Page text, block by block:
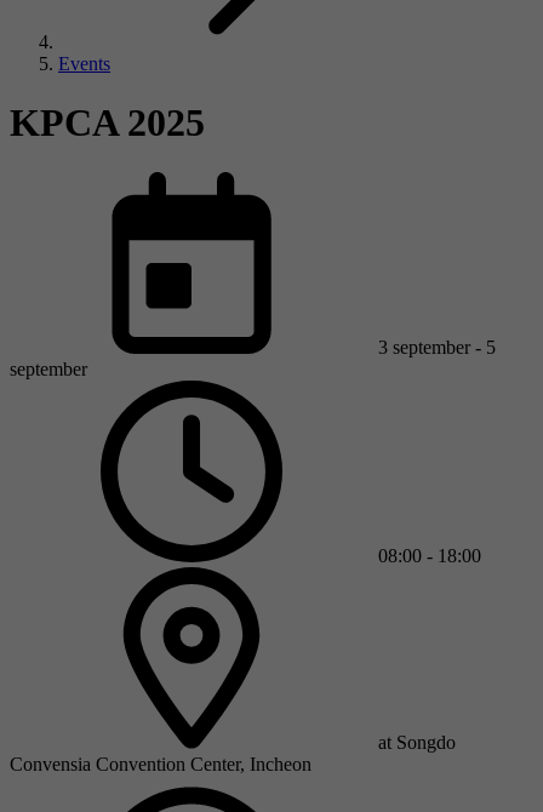
Events
KPCA 2025
3 september - 5
september
08:00 - 18:00
at Songdo
Convensia Convention Center, Incheon